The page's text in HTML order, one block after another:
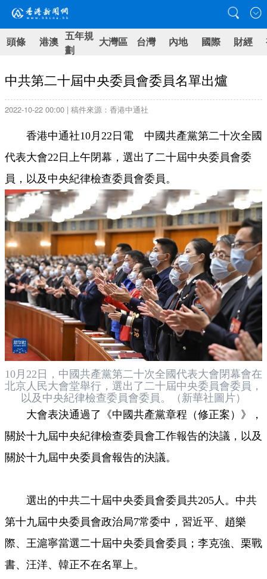
頭條 港澳 五年規
劃
大灣區 台灣 內地 國際 財經
中共第二十屆中央委員會委員名單出爐
2022-10-22 00:00 | 稿件來源：香港中通社
香港中通社10月22日電 中國共產黨第二十次全國
代表大會22日上午閉幕，選出了二十屆中央委員會委
員，以及中央紀律檢查委員會委員。
10月22日，中國共產黨第二十次全國代表大會閉幕會在
北京人民大會堂舉行，選出了二十屆中央委員會委員，
以及中央紀律檢查委員會委員。（新華社圖片）
大會表決通過了《中國共產黨章程（修正案）》，
關於十九屆中央紀律檢查委員會工作報告的決議，以及
關於十九屆中央委員會報告的決議。
選出的中共二十屆中央委員會委員共205人。中共
第十九屆中央委員會政治局7常委中，習近平、趙樂
際、王滬寧當選二十屆中央委員會委員；李克強、栗戰
書、汪洋、韓正不在名單上。